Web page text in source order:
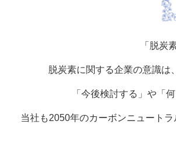
「脱炭
脱炭素に関する企業の意識は
「今後検討する」や「
当社も2050年のカーボンニュート